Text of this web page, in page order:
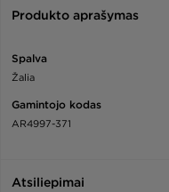
Produkto aprašymas
Spalva
Žalia
Gamintojo kodas
AR4997-371
Atsiliepimai